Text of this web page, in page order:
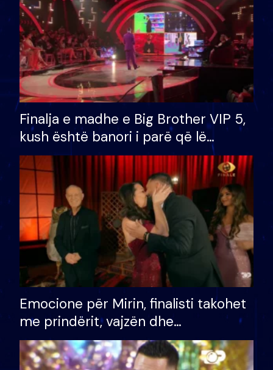
Finalja e madhe e Big Brother VIP 5,
kush është banori i parë që lë
shtëpinë dhe humb mundësinë për
të fituar çmimin e madh
Emocione për Mirin, finalisti takohet
me prindërit, vajzën dhe
bashkëshorten: S’kemi ndonjë letër
divorci apo jo?